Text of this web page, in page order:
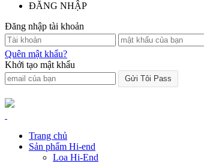
ĐĂNG NHẬP
Đăng nhập tài khoản
Quên mật khẩu?
Khởi tạo mật khẩu
Trang chủ
Sản phẩm Hi-end
Loa Hi-End